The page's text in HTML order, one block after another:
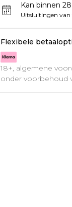
Kan binnen
Uitsluitingen van
Flexibele
18+, algemene
onder voorbehoud